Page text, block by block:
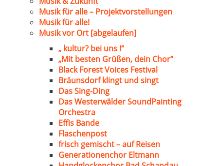
Musik für alle – Projektvorstellungen
Musik für alle!
Musik vor Ort [abgelaufen]
„ kultur? bei uns !“
„Mit besten Grüßen, dein Chor“
Black Forest Voices Festival
Bräunsdorf klingt und singt
Das Sing-Ding
Das Westerwälder SoundPainting
Orchestra
Effis Bande
Flaschenpost
frisch gemischt – auf Reisen
Generationenchor Eltmann